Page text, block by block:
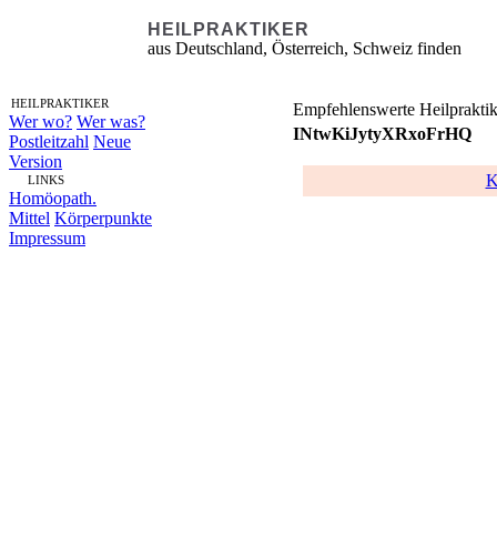
HEILPRAKTIKER
aus Deutschland, Österreich, Schweiz finden
HEILPRAKTIKER
Wer wo? Wer was?
Postleitzahl Neue
Version
LINKS
Homöopath.
Mittel Körperpunkte
Impressum
Empfehlenswerte
INtwKiJytyXRxoFrHQ